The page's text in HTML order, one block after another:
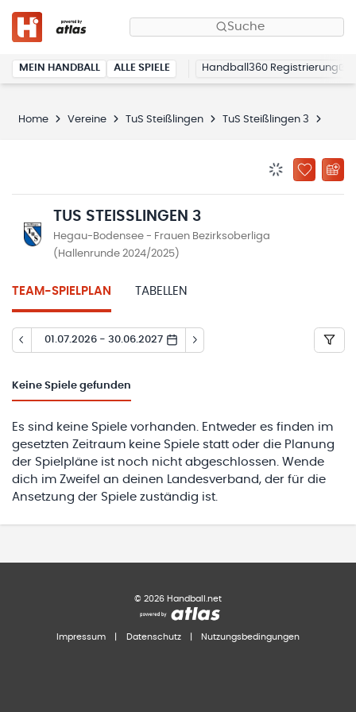
Suche
MEIN HANDBALL ALLE SPIELE Handball360 Registrierung
Home Vereine TuS Steißlingen TuS Steißlingen 3
ZU
TUS STEISSLINGEN 3
Hegau-Bodensee - Frauen Bezirksoberliga
(Hallenrunde 2024/2025)
TEAM-SPIELPLAN TABELLEN
01.07.2026 - 30.06.2027
Keine Spiele gefunden
Es sind keine Spiele vorhanden. Entweder es finden im
gesetzten Zeitraum keine Spiele statt oder die Planung
der Spielpläne ist noch nicht abgeschlossen. Wende
dich im Zweifel an deinen Landesverband, der für die
Ansetzung der Spiele zuständig ist.
© 2026 Handball.net
Impressum Datenschutz Nutzungsbedingungen